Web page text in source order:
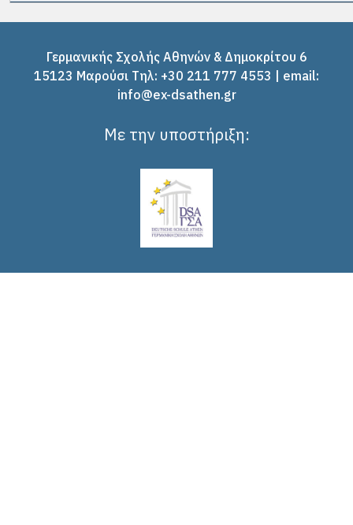
Γερμανικής Σχολής Αθηνών & Δημοκρίτου 6
15123 Μαρούσι Tηλ: +30 211 777 4553 | email:
info@ex-dsathen.gr
Με την υποστήριξη: